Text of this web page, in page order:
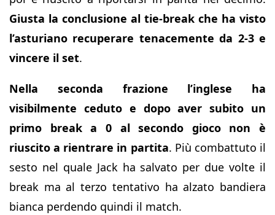
Giusta la conclusione al tie-break che ha visto
l’asturiano recuperare tenacemente da 2-3 e
vincere il set.
Nella seconda frazione l’inglese ha
visibilmente ceduto e dopo aver subito un
primo break a 0 al secondo gioco non è
riuscito a rientrare in partita. Più combattuto il
sesto nel quale Jack ha salvato per due volte il
break ma al terzo tentativo ha alzato bandiera
bianca perdendo quindi il match.